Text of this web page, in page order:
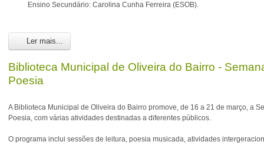
Ensino Secundário: Carolina Cunha Ferreira (ESOB).
Ler mais...
Biblioteca Municipal de Oliveira do Bairro -
Poesia
A Biblioteca Municipal de Oliveira do Bairro promove, de 16 a 21 de março, a
Poesia, com várias atividades destinadas a diferentes públicos.
O programa inclui sessões de leitura, poesia musicada, atividades